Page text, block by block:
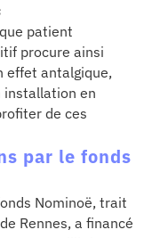
patient
procure ainsi
effet antalgique,
installation en
de ces
par le fonds
Nominoë, trait
Rennes, a financé